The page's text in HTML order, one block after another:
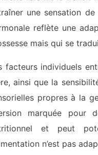
une sensation
reflète une
mais qui se
facteurs individuels
ainsi que la
propres à la
marquée pour
et peut
n’est pas